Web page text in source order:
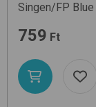
Singen/FP Blue
759 Ft